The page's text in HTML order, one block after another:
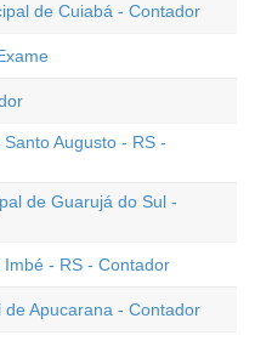
de Cuiabá - Contador
Augusto - RS -
de Guarujá do Sul -
- RS - Contador
Apucarana - Contador